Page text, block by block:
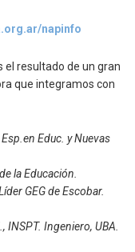
napinfo
el resultado de un gran
que integramos con
Educ. y Nuevas
la Educación.
GEG de Escobar.
INSPT. Ingeniero, UBA.